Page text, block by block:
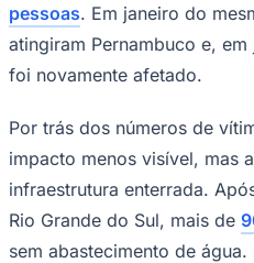
pessoas. Em janeiro do
atingiram Pernambuco e,
foi novamente afetado.
Por trás dos números de
impacto menos visível, mas
infraestrutura enterrada.
Rio Grande do Sul, mais de
sem abastecimento de